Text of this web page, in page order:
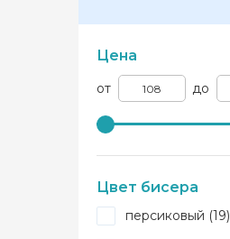
Цена
от до
Цвет бисера
персиковый (19)